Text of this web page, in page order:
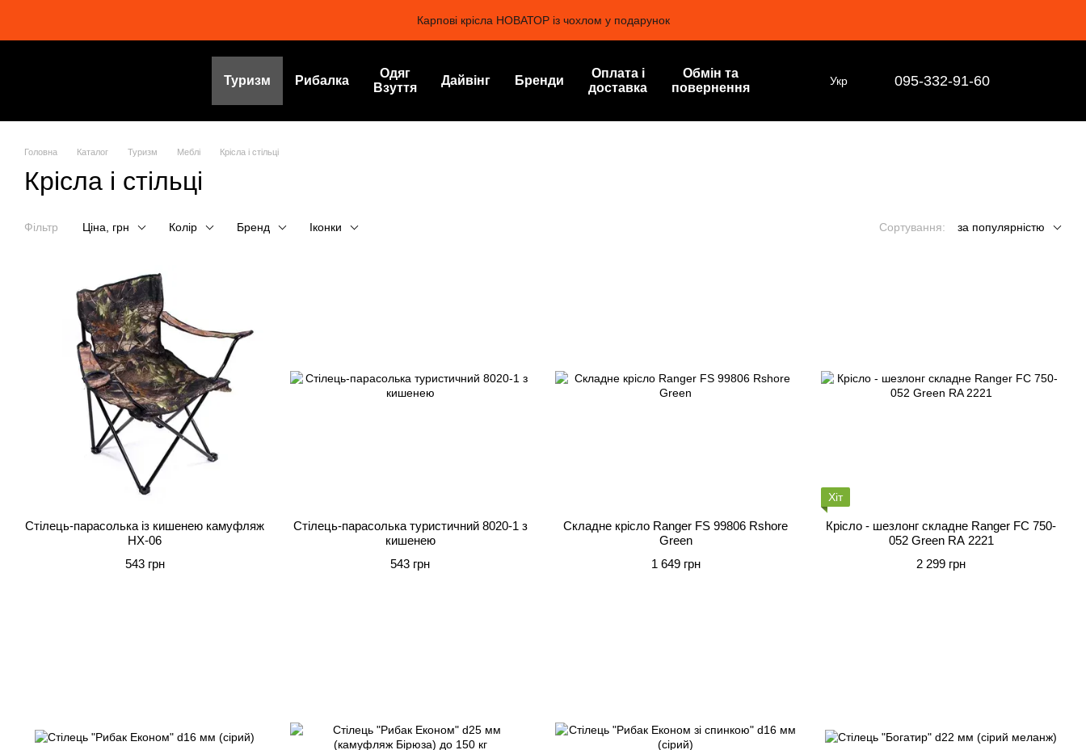
Карпові крісла НОВАТОР із чохлом у подарунок
Туризм Рибалка
Одяг
Взуття
Дайвінг Бренди
Оплата і
доставка
Обмін та
повернення
Укр 095-332-91-60
Головна Каталог Туризм Меблі Крісла і стільці
Крісла і стільці
Фільтр Ціна, грн Колір Бренд Іконки Сортування: за популярністю
Стілець-парасолька із кишенею камуфляж
HX-06
543 грн
Стілець-парасолька туристичний 8020-1 з
кишенею
543 грн
Складне крісло Ranger FS 99806 Rshore
Green
1 649 грн
Хіт
Крісло - шезлонг складне Ranger FC 750-
052 Green RA 2221
2 299 грн